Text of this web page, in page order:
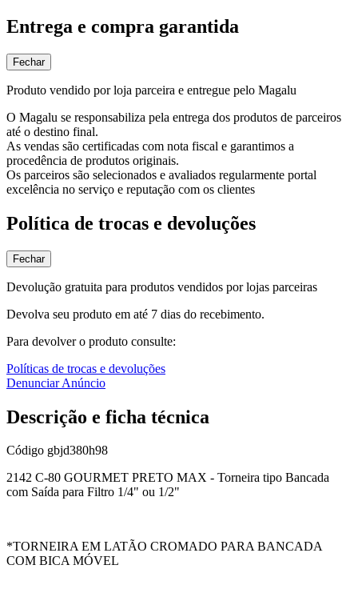
Entrega e compra garantida
Fechar
Produto vendido por loja parceira e entregue pelo Magalu
O Magalu se responsabiliza pela entrega dos produtos de parceiros
até o destino final.
As vendas são certificadas com nota fiscal e garantimos a
procedência de produtos originais.
Os parceiros são selecionados e avaliados regularmente portal
excelência no serviço e reputação com os clientes
Política de trocas e devoluções
Fechar
Devolução gratuita para produtos vendidos por lojas parceiras
Devolva seu produto em até 7 dias do recebimento.
Para devolver o produto consulte:
Políticas de trocas e devoluções
Denunciar Anúncio
Descrição e ficha técnica
Código gbjd380h98
2142 C-80 GOURMET PRETO MAX - Torneira tipo Bancada
com Saída para Filtro 1/4" ou 1/2"
*TORNEIRA EM LATÃO CROMADO PARA BANCADA
COM BICA MÓVEL